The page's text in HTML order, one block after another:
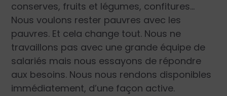
conserves, fruits et légumes, confitures…
Nous voulons rester pauvres avec les
pauvres. Et cela change tout. Nous ne
travaillons pas avec une grande équipe de
salariés mais nous essayons de répondre
aux besoins. Nous nous rendons disponibles
immédiatement, d’une façon active.